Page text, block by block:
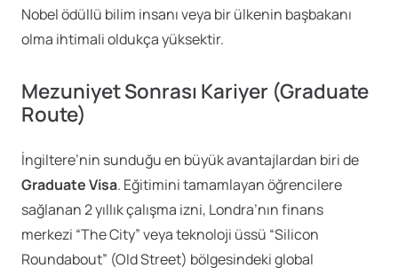
Nobel ödüllü bilim insanı veya bir ülkenin başbakanı
olma ihtimali oldukça yüksektir.
Mezuniyet Sonrası Kariyer (Graduate
Route)
İngiltere’nin sunduğu en büyük avantajlardan biri de
Graduate Visa. Eğitimini tamamlayan öğrencilere
sağlanan 2 yıllık çalışma izni, Londra’nın finans
merkezi “The City” veya teknoloji üssü “Silicon
Roundabout” (Old Street) bölgesindeki global